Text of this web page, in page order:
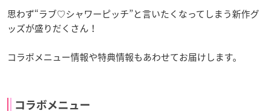
思わず“ラブ♡シャワーピッチ”と言いたくなってしまう新作グ
ッズが盛りだくさん！
コラボメニュー情報や特典情報もあわせてお届けします。
コラボメニュー